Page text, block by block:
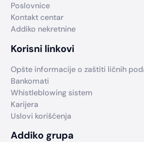
Poslovnice
Kontakt centar
Addiko nekretnine
Korisni linkovi
Opšte informacije o zaštiti ličnih
Bankomati
Whistleblowing sistem
Karijera
Uslovi korišćenja
Addiko grupa